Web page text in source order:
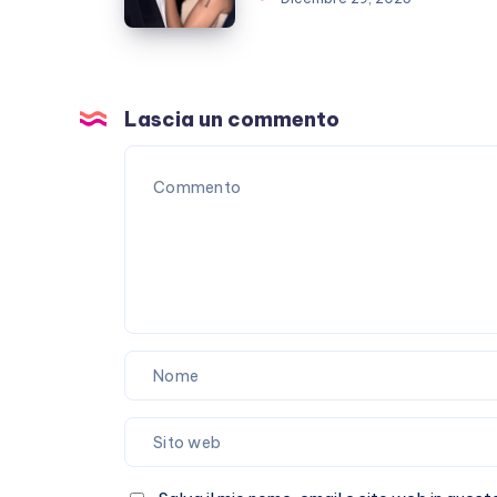
è
Marracash?
Lascia un commento